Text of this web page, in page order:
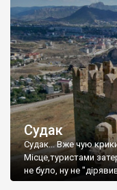
Судак
Судак... Вже чую
Місце,туристами
не було, ну не